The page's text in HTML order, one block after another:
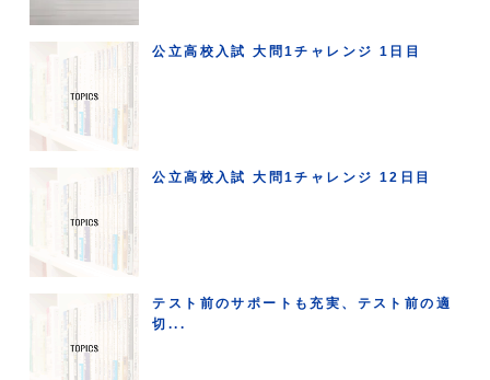
公立高校入試 大問1チャレンジ 1日目
公立高校入試 大問1チャレンジ 12日目
テスト前のサポートも充実、テスト前の適
切...